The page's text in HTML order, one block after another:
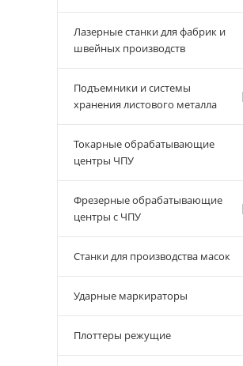
Лазерные станки для фабрик и
швейных производств
Подъемники и системы
хранения листового металла
Токарные обрабатывающие
центры ЧПУ
Фрезерные обрабатывающие
центры с ЧПУ
Станки для производства масок
Ударные маркираторы
Плоттеры режущие